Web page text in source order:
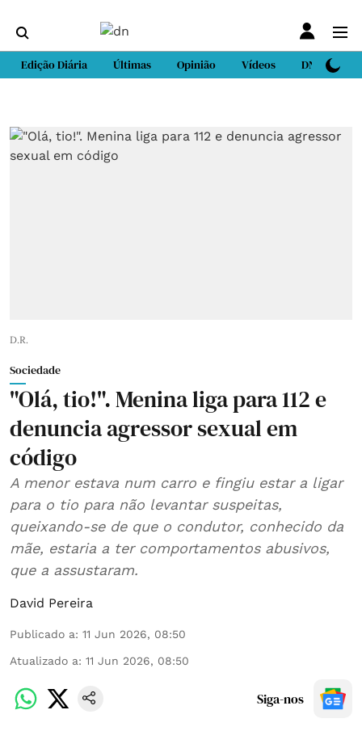
Edição Diária Últimas Opinião Vídeos DN Sport
D.R.
Sociedade
"Olá, tio!". Menina liga para 112 e
denuncia agressor sexual em
código
A menor estava num carro e fingiu estar a ligar
para o tio para não levantar suspeitas,
queixando-se de que o condutor, conhecido da
mãe, estaria a ter comportamentos abusivos,
que a assustaram.
David Pereira
Publicado a: 11 Jun 2026, 08:50
Atualizado a: 11 Jun 2026, 08:50
Siga-nos